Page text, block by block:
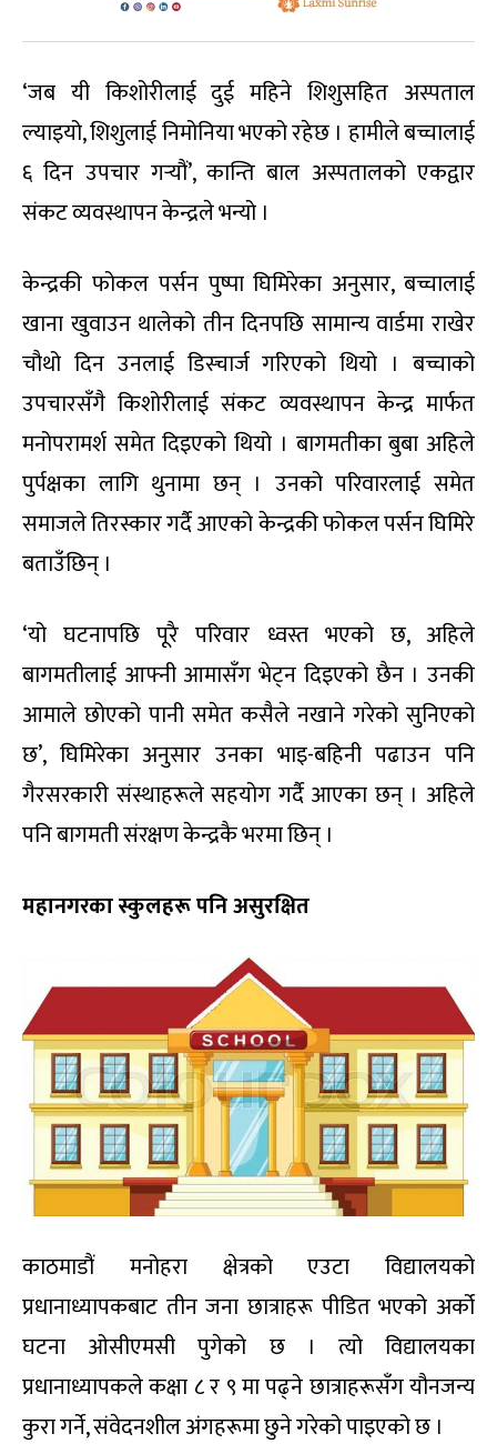
‘जब यी किशोरीलाई दुई महिने शिशुसहित अस्पताल
ल्याइयो, शिशुलाई निमोनिया भएको रहेछ । हामीले बच्चालाई
६ दिन उपचार गर्‍यौं’, कान्ति बाल अस्पतालको एकद्वार
संकट व्यवस्थापन केन्द्रले भन्यो ।
केन्द्रकी फोकल पर्सन पुष्पा घिमिरेका अनुसार, बच्चालाई
खाना खुवाउन थालेको तीन दिनपछि सामान्य वार्डमा राखेर
चौथो दिन उनलाई डिस्चार्ज गरिएको थियो । बच्चाको
उपचारसँगै किशोरीलाई संकट व्यवस्थापन केन्द्र मार्फत
मनोपरामर्श समेत दिइएको थियो । बागमतीका बुबा अहिले
पुर्पक्षका लागि थुनामा छन् । उनको परिवारलाई समेत
समाजले तिरस्कार गर्दै आएको केन्द्रकी फोकल पर्सन घिमिरे
बताउँछिन् ।
‘यो घटनापछि पूरै परिवार ध्वस्त भएको छ, अहिले
बागमतीलाई आफ्नी आमासँग भेट्न दिइएको छैन । उनकी
आमाले छोएको पानी समेत कसैले नखाने गरेको सुनिएको
छ’, घिमिरेका अनुसार उनका भाइ-बहिनी पढाउन पनि
गैरसरकारी संस्थाहरूले सहयोग गर्दै आएका छन् । अहिले
पनि बागमती संरक्षण केन्द्रकै भरमा छिन् ।
महानगरका स्कुलहरू पनि असुरक्षित
काठमाडौं मनोहरा क्षेत्रको एउटा विद्यालयको
प्रधानाध्यापकबाट तीन जना छात्राहरू पीडित भएको अर्को
घटना ओसीएमसी पुगेको छ । त्यो विद्यालयका
प्रधानाध्यापकले कक्षा ८ र ९ मा पढ्ने छात्राहरूसँग यौनजन्य
कुरा गर्ने, संवेदनशील अंगहरूमा छुने गरेको पाइएको छ ।